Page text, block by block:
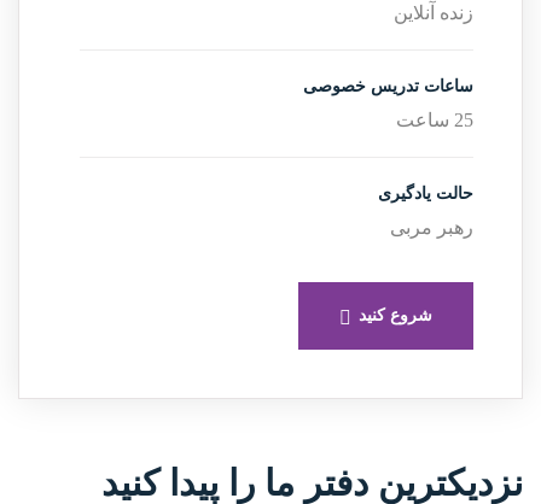
زنده آنلاین
ساعات تدریس خصوصی
25 ساعت
حالت یادگیری
رهبر مربی
شروع کنید
نزدیکترین دفتر ما را پیدا کنید